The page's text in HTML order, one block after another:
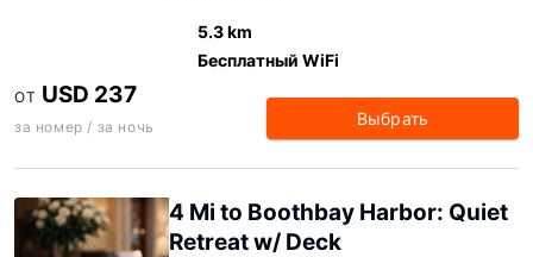
5.3 km
Бесплатный WiFi
ОТ USD 237
за номер / за ночь Выбрать
4 Mi to Boothbay Harbor: Quiet
Retreat w/ Deck